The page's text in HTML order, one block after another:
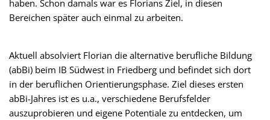
haben. Schon damals war es Florians Ziel, in diesen
Bereichen später auch einmal zu arbeiten.
Aktuell absolviert Florian die alternative berufliche Bildung
(abBi) beim IB Südwest in Friedberg und befindet sich dort
in der beruflichen Orientierungsphase. Ziel dieses ersten
abBi-Jahres ist es u.a., verschiedene Berufsfelder
auszuprobieren und eigene Potentiale zu entdecken, um